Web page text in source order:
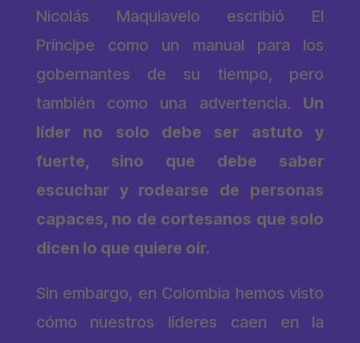
Nicolás Maquiavelo escribió El
Príncipe como un manual para los
gobernantes de su tiempo, pero
también como una advertencia. Un
líder no solo debe ser astuto y
fuerte, sino que debe saber
escuchar y rodearse de personas
capaces, no de cortesanos que solo
dicen lo que quiere oír.
Sin embargo, en Colombia hemos visto
cómo nuestros líderes caen en la